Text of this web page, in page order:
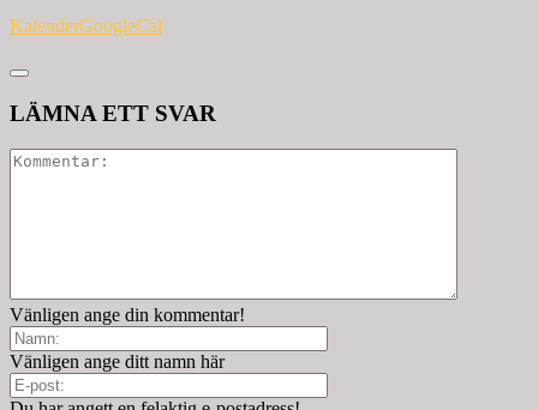
KalenderGoogleCal
LÄMNA ETT SVAR
Vänligen ange din kommentar!
Vänligen ange ditt namn här